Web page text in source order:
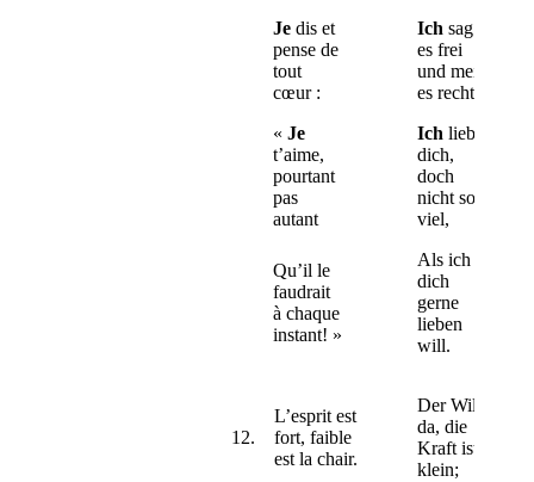
Je dis et
pense de
tout
cœur :
Ich sag
es frei
und mein
es recht :
«Je
t’aime,
pourtant
pas
autant
Ich liebe
dich,
doch
nicht so
viel,
Qu’il le
faudrait
à chaque
instant! »
Als ich
dich
gerne
lieben
will.
12.
L’esprit est
fort, faible
est la chair.
Der Will ist
da, die
Kraft ist
klein;